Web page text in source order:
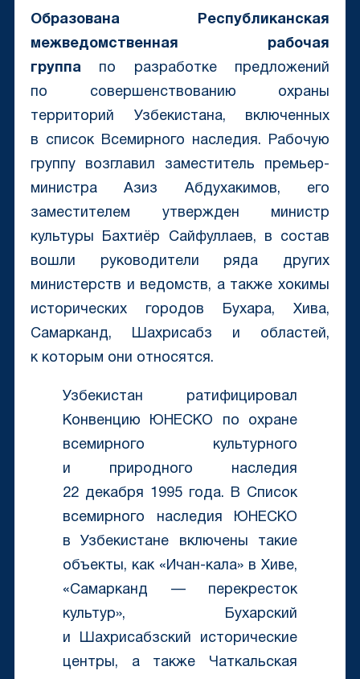
Образована
Республиканская
межведомственная рабочая
группа по разработке предложений
по совершенствованию охраны
территорий Узбекистана, включенных
в список Всемирного наследия. Рабочую
группу возглавил заместитель премьер-
министра Азиз Абдухакимов, его
заместителем утвержден министр
культуры Бахтиёр Сайфуллаев, в состав
вошли руководители ряда других
министерств и ведомств, а также хокимы
исторических городов Бухара, Хива,
Самарканд, Шахрисабз и областей,
к которым они относятся.
Узбекистан ратифицировал
Конвенцию ЮНЕСКО по охране
всемирного культурного
и природного наследия
22 декабря 1995 года. В Список
всемирного наследия ЮНЕСКО
в Узбекистане включены такие
объекты, как «Ичан-кала» в Хиве,
«Самарканд — перекресток
культур», Бухарский
и Шахрисабзский исторические
центры, а также Чаткальская